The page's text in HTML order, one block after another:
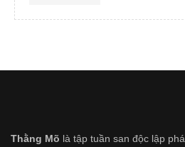
Thằng Mõ là tập tuần san độc lập